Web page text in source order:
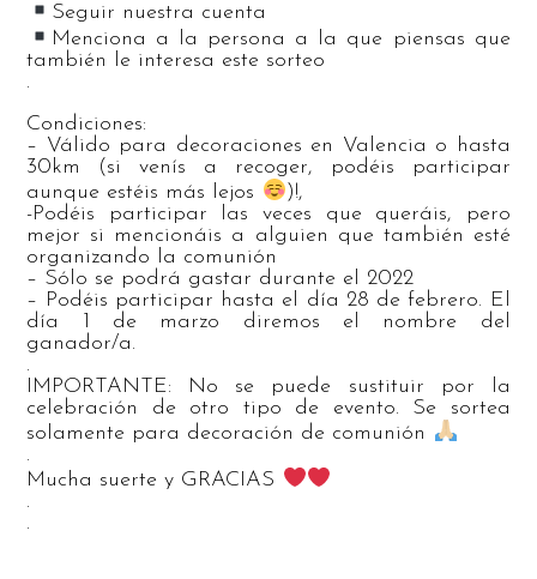
Seguir nuestra cuenta
Menciona a la persona a la que piensas que
también le interesa este sorteo
.
Condiciones:
– Válido para decoraciones en Valencia o hasta
30km (si venís a recoger, podéis participar
aunque estéis más lejos
)!,
-Podéis participar las veces que queráis, pero
mejor si mencionáis a alguien que también esté
organizando la comunión
– Sólo se podrá gastar durante el 2022
– Podéis participar hasta el día 28 de febrero. El
día 1 de marzo diremos el nombre del
ganador/a.
.
IMPORTANTE: No se puede sustituir por la
celebración de otro tipo de evento. Se sortea
solamente para decoración de comunión
.
Mucha suerte y GRACIAS
.
.